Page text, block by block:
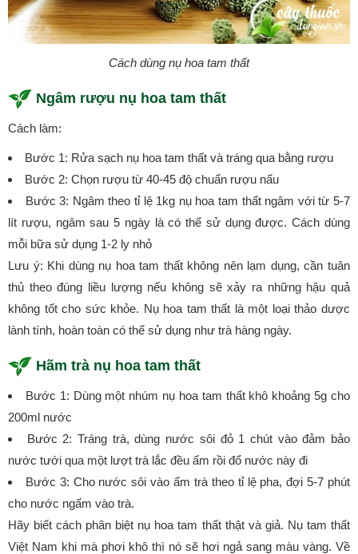
Cách dùng nụ hoa tam thất
Ngâm rượu nụ hoa tam thất
Cách làm:
Bước 1: Rửa sạch nụ hoa tam thất và tráng qua bằng rượu
Bước 2: Chọn rượu từ 40-45 độ chuẩn rượu nấu
Bước 3: Ngâm theo tỉ lệ 1kg nụ hoa tam thất ngâm với từ 5-7
lít rượu, ngâm sau 5 ngày là có thể sử dụng được. Cách dùng
mỗi bữa sử dụng 1-2 ly nhỏ
Lưu ý: Khi dùng nụ hoa tam thất không nên lạm dụng, cần tuân
thủ theo đúng liều lượng nếu không sẽ xảy ra những hậu quả
không tốt cho sức khỏe. Nụ hoa tam thất là một loại thảo dược
lành tính, hoàn toàn có thể sử dụng như trà hàng ngày.
Hãm trà nụ hoa tam thất
Bước 1: Dùng một nhúm nụ hoa tam thất khô khoảng 5g cho
200ml nước
Bước 2: Tráng trà, dùng nước sôi đỏ 1 chút vào đảm bảo
nước tưới qua một lượt trà lắc đều ấm rồi đổ nước này đi
Bước 3: Cho nước sôi vào ấm trà theo tỉ lệ pha, đợi 5-7 phút
cho nước ngấm vào trà.
Hãy biết cách phân biệt nụ hoa tam thất thật và giả. Nụ tam thất
Việt Nam khi mà phơi khô thì nó sẽ hơi ngả sang màu vàng. Về